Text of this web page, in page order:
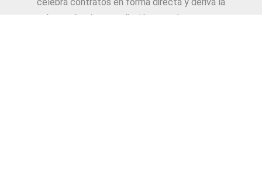
Asesoría e intermediación a productores y